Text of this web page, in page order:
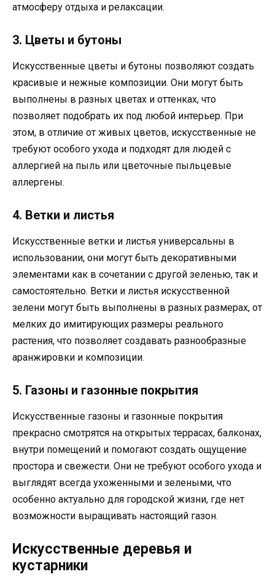
атмосферу отдыха и релаксации.
3. Цветы и бутоны
Искусственные цветы и бутоны позволяют создать
красивые и нежные композиции. Они могут быть
выполнены в разных цветах и оттенках, что
позволяет подобрать их под любой интерьер. При
этом, в отличие от живых цветов, искусственные не
требуют особого ухода и подходят для людей с
аллергией на пыль или цветочные пыльцевые
аллергены.
4. Ветки и листья
Искусственные ветки и листья универсальны в
использовании, они могут быть декоративными
элементами как в сочетании с другой зеленью, так и
самостоятельно. Ветки и листья искусственной
зелени могут быть выполнены в разных размерах, от
мелких до имитирующих размеры реального
растения, что позволяет создавать разнообразные
аранжировки и композиции.
5. Газоны и газонные покрытия
Искусственные газоны и газонные покрытия
прекрасно смотрятся на открытых террасах, балконах,
внутри помещений и помогают создать ощущение
простора и свежести. Они не требуют особого ухода и
выглядят всегда ухоженными и зелеными, что
особенно актуально для городской жизни, где нет
возможности выращивать настоящий газон.
Искусственные деревья и
кустарники